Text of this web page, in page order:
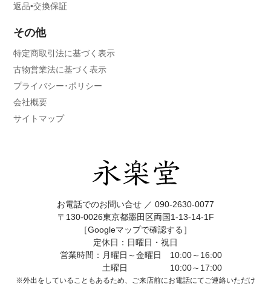
返品•交換保証
その他
特定商取引法に基づく表示
古物営業法に基づく表示
プライバシー･ポリシー
会社概要
サイトマップ
お電話でのお問い合せ ／ 090-2630-0077
〒130-0026東京都墨田区両国1-13-14-1F
［Googleマップで確認する］
定休日：日曜日・祝日
営業時間：月曜日～金曜日 10:00～16:00
土曜日 10:00～17:00
※外出をしていることもあるため、ご来店前にお電話にてご連絡いただけ